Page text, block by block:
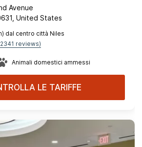
Avenue
United States
dal centro città Niles
reviews)
Animali domestici ammessi
LE TARIFFE